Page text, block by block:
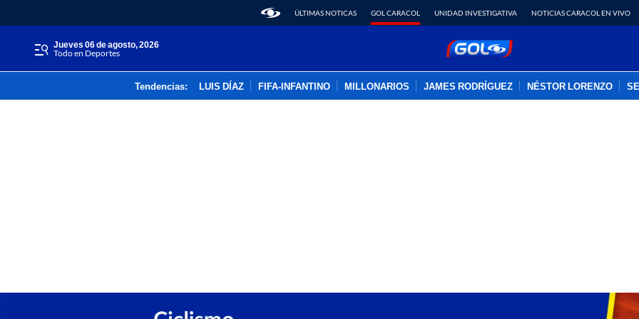
ÚLTIMAS NOTICAS GOL CARACOL UNIDAD INVESTIGATIVA NOTICIAS CARACOL EN VIVO
jueves 06 de agosto, 2026
Todo en Deportes
Tendencias: LUIS DÍAZ FIFA-INFANTINO MILLONARIOS JAMES RODRÍGUEZ NÉSTOR LORENZO